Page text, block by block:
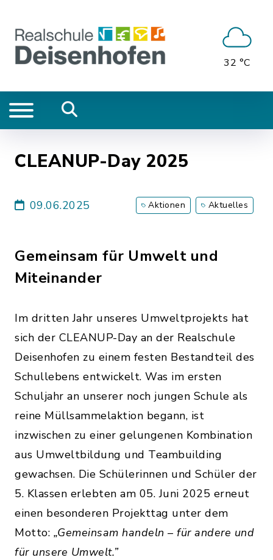
32 °C
CLEANUP-Day 2025
09.06.2025 Aktionen Aktuelles
Gemeinsam für Umwelt und
Miteinander
Im dritten Jahr unseres Umweltprojekts hat
sich der CLEANUP-Day an der Realschule
Deisenhofen zu einem festen Bestandteil des
Schullebens entwickelt. Was im ersten
Schuljahr an unserer noch jungen Schule als
reine Müllsammelaktion begann, ist
inzwischen zu einer gelungenen Kombination
aus Umweltbildung und Teambuilding
gewachsen. Die Schülerinnen und Schüler der
5. Klassen erlebten am 05. Juni 2025 erneut
einen besonderen Projekttag unter dem
Motto: „Gemeinsam handeln – für andere und
für unsere Umwelt.”